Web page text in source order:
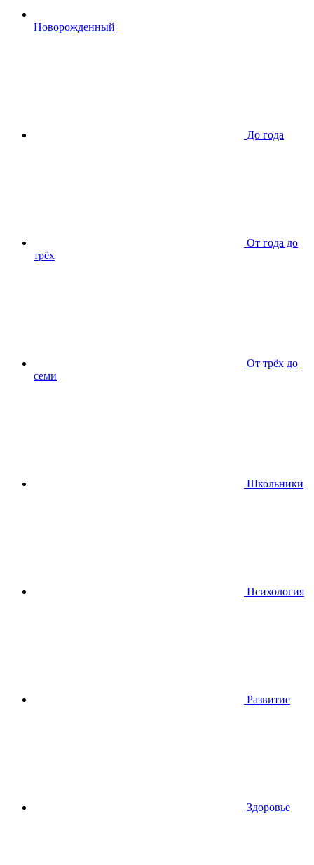
Новорожденный
До года
От года до
трёх
От трёх до
семи
Школьники
Психология
Развитие
Здоровье